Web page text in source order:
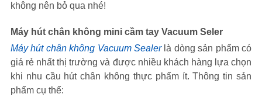
không nên bỏ qua nhé!
Máy hút chân không mini cầm tay Vacuum Seler
Máy hút chân không Vacuum Sealerlà dòng sản phẩm có
giá rẻ nhất thị trường và được nhiều khách hàng lựa chọn
khi nhu cầu hút chân không thực phẩm ít. Thông tin sản
phẩm cụ thể: